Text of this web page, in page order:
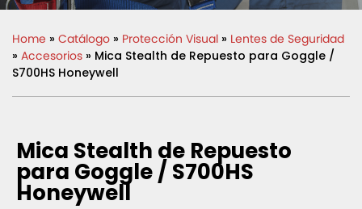
Home » Catálogo » Protección Visual » Lentes de Seguridad
» Accesorios » Mica Stealth de Repuesto para Goggle /
S700HS Honeywell
Mica Stealth de Repuesto
para Goggle / S700HS
Honeywell